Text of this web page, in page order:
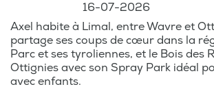
16-07-2026
Axel habite à Limal, entre Wavre et
partage ses coups de cœur dans la
Parc et ses tyroliennes, et le Bois des
Ottignies avec son Spray Park idéal
avec enfants.